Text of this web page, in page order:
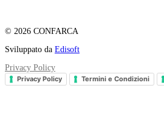
© 2026 CONFARCA
Sviluppato da Edisoft
Privacy Policy
Privacy Policy Termini e Condizioni